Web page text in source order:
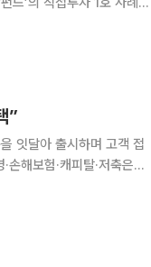
”
잇달아 출시하며 고객 접